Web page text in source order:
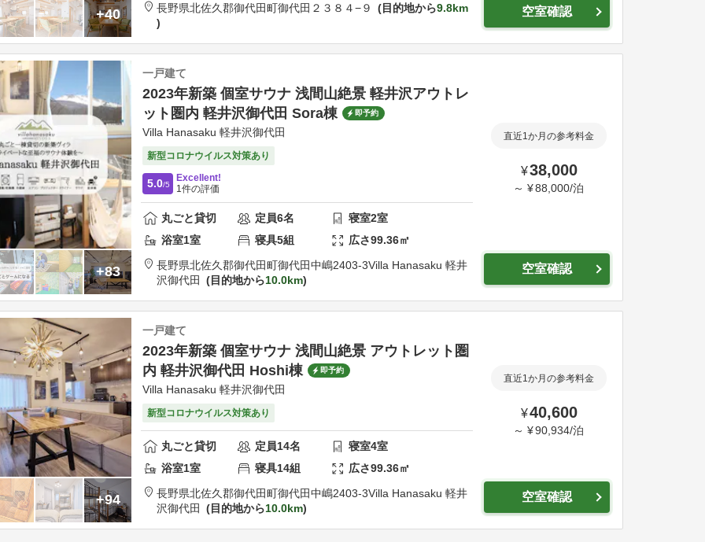
+40
長野県北佐久郡御代田町御代田２３８４−９ 目的地から9.8km 空室確認
+83
一戸建て
2023年新築 個室サウナ 浅間山絶景 軽井沢アウトレ
ット圏内 軽井沢御代田 Sora棟
即予約
Villa Hanasaku 軽井沢御代田
新型コロナウイルス対策あり
5.0/5
Excellent!
1 件の評価
丸ごと貸切 定員6名 寝室2室
浴室1室 寝具5組 広さ99.36㎡
長野県北佐久郡御代田町御代田中嶋2403-3Villa Hanasaku 軽井
沢御代田
目的地から10.0km
直近1か月の参考料金
¥38,000
～ ¥88,000/泊
空室確認
+94
一戸建て
2023年新築 個室サウナ 浅間山絶景 アウトレット圏
内 軽井沢御代田 Hoshi棟
即予約
Villa Hanasaku 軽井沢御代田
新型コロナウイルス対策あり
丸ごと貸切 定員14名 寝室4室
浴室1室 寝具14組 広さ99.36㎡
長野県北佐久郡御代田町御代田中嶋2403-3Villa Hanasaku 軽井
沢御代田
目的地から10.0km
直近1か月の参考料金
¥40,600
～ ¥90,934/泊
空室確認